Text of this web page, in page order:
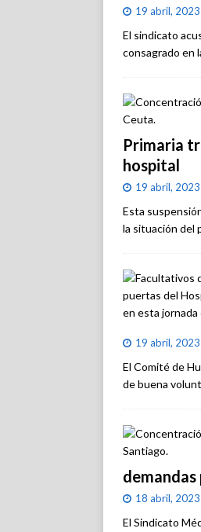
19 abril, 2023
El sindicato
consagrado en
Primaria
hospital
19 abril, 2023
Esta
la situación del
19 abril, 2023
El Comité de
de buena
18 abril, 2023
El Sindicato